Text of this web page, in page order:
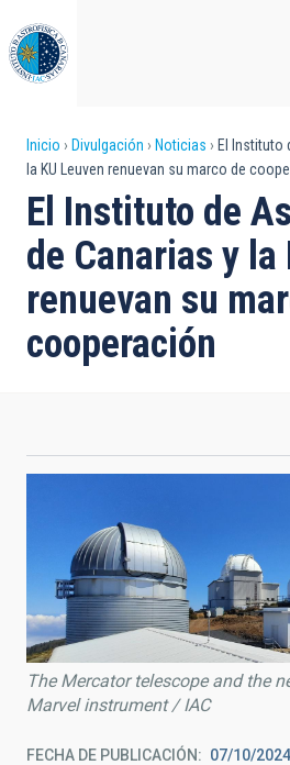
al
contenido
principal
Sobrescribir
enlaces
de
ayuda
a
la
Inicio Divulgación Noticias
El Instituto
la KU Leuven renuevan su marco de
El Instituto de
de Canarias y la
renuevan su
cooperación
The Mercator telescope and the
Marvel instrument / IAC
FECHA DE PUBLICACIÓN 07/10/